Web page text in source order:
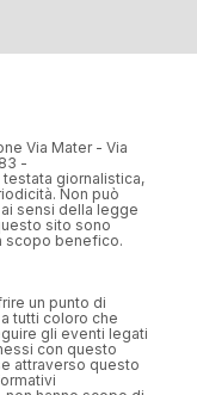
Via Mater - Via
-
giornalistica,
Non può
sensi della legge
sito sono
scopo benefico.
un punto di
tutti coloro che
gli eventi legati
con questo
attraverso questo